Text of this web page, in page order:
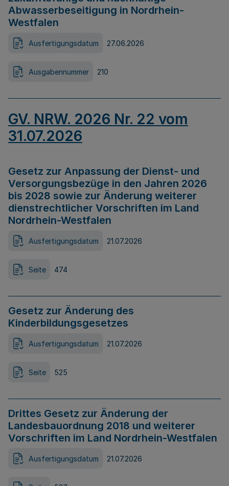
Abwasserbeseitigung in Nordrhein-
Westfalen
Ausfertigungsdatum 27.06.2026
Ausgabennummer 210
GV. NRW. 2026 Nr. 22 vom
31.07.2026
Gesetz zur Anpassung der Dienst- und
Versorgungsbezüge in den Jahren 2026
bis 2028 sowie zur Änderung weiterer
dienstrechtlicher Vorschriften im Land
Nordrhein-Westfalen
Ausfertigungsdatum 21.07.2026
Seite 474
Gesetz zur Änderung des
Kinderbildungsgesetzes
Ausfertigungsdatum 21.07.2026
Seite 525
Drittes Gesetz zur Änderung der
Landesbauordnung 2018 und weiterer
Vorschriften im Land Nordrhein-Westfalen
Ausfertigungsdatum 21.07.2026